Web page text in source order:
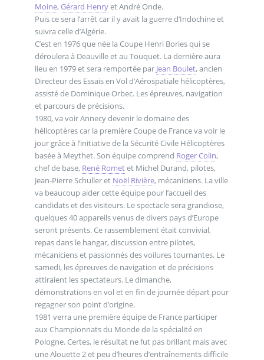
Moine, Gérard Henryet André Onde.
Puis ce sera l’arrêt car il y avait la guerre d’Indochine et
suivra celle d’Algérie.
C’est en 1976 que née la Coupe Henri Bories qui se
déroulera à Deauville et au Touquet. La dernière aura
lieu en 1979 et sera remportée par Jean Boulet, ancien
Directeur des Essais en Vol d’Aérospatiale hélicoptères,
assisté de Dominique Orbec. Les épreuves, navigation
et parcours de précisions.
1980, va voir Annecy devenir le domaine des
hélicoptères car la première Coupe de France va voir le
jour grâce à l’initiative de la Sécurité Civile Hélicoptères
basée à Meythet. Son équipe comprend Roger Colin,
chef de base, René Rometet Michel Durand, pilotes,
Jean-Pierre Schuller et Noël Rivière, mécaniciens. La ville
va beaucoup aider cette équipe pour l’accueil des
candidats et des visiteurs. Le spectacle sera grandiose,
quelques 40 appareils venus de divers pays d’Europe
seront présents. Ce rassemblement était convivial,
repas dans le hangar, discussion entre pilotes,
mécaniciens et passionnés des voilures tournantes. Le
samedi, les épreuves de navigation et de précisions
attiraient les spectateurs. Le dimanche,
démonstrations en vol et en fin de journée départ pour
regagner son point d’origine.
1981 verra une première équipe de France participer
aux Championnats du Monde de la spécialité en
Pologne. Certes, le résultat ne fut pas brillant mais avec
une Alouette 2 et peu d’heures d’entraînements difficile